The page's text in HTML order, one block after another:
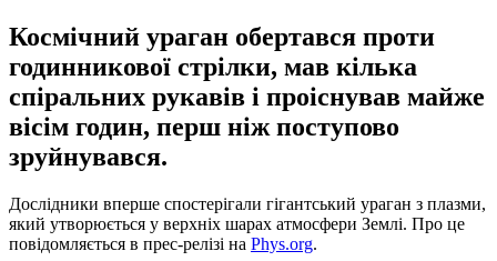
Космічний ураган обертався проти
годинникової стрілки, мав кілька
спіральних рукавів і проіснував майже
вісім годин, перш ніж поступово
зруйнувався.
Дослідники вперше спостерігали гігантський ураган з плазми,
який утворюється у верхніх шарах атмосфери Землі. Про це
повідомляється в прес-релізі на Phys.org.